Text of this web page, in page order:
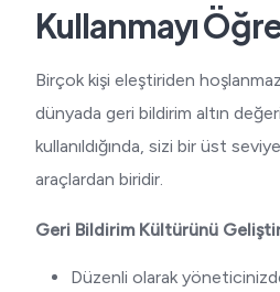
Kullanmayı
Birçok kişi eleştiriden
dünyada geri bildirim altın
kullanıldığında, sizi bir üst
araçlardan biridir.
Geri Bildirim Kültürünü
Düzenli olarak